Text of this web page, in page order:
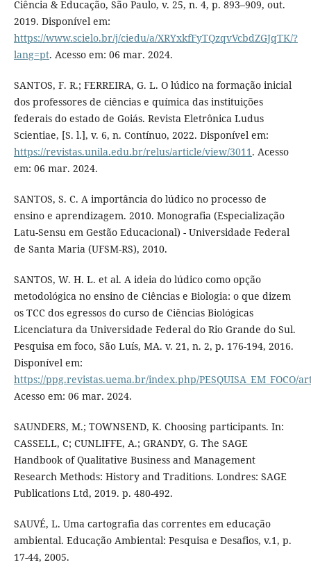
Ciência & Educação, São Paulo, v. 25, n. 4, p. 893–909, out.
2019. Disponível em:
https://www.scielo.br/j/ciedu/a/XRYxkfFyTQzqvVcbdZGJqTK/?
lang=pt. Acesso em: 06 mar. 2024.
SANTOS, F. R.; FERREIRA, G. L. O lúdico na formação inicial
dos professores de ciências e química das instituições
federais do estado de Goiás. Revista Eletrônica Ludus
Scientiae, [S. l.], v. 6, n. Contínuo, 2022. Disponível em:
https://revistas.unila.edu.br/relus/article/view/3011. Acesso
em: 06 mar. 2024.
SANTOS, S. C. A importância do lúdico no processo de
ensino e aprendizagem. 2010. Monografia (Especialização
Latu-Sensu em Gestão Educacional) - Universidade Federal
de Santa Maria (UFSM-RS), 2010.
SANTOS, W. H. L. et al. A ideia do lúdico como opção
metodológica no ensino de Ciências e Biologia: o que dizem
os TCC dos egressos do curso de Ciências Biológicas
Licenciatura da Universidade Federal do Rio Grande do Sul.
Pesquisa em foco, São Luís, MA. v. 21, n. 2, p. 176-194, 2016.
Disponível em:
https://ppg.revistas.uema.br/index.php/PESQUISA_EM_FOCO/
Acesso em: 06 mar. 2024.
SAUNDERS, M.; TOWNSEND, K. Choosing participants. In:
CASSELL, C; CUNLIFFE, A.; GRANDY, G. The SAGE
Handbook of Qualitative Business and Management
Research Methods: History and Traditions. Londres: SAGE
Publications Ltd, 2019. p. 480-492.
SAUVÉ, L. Uma cartografia das correntes em educação
ambiental. Educação Ambiental: Pesquisa e Desafios, v.1, p.
17-44, 2005.